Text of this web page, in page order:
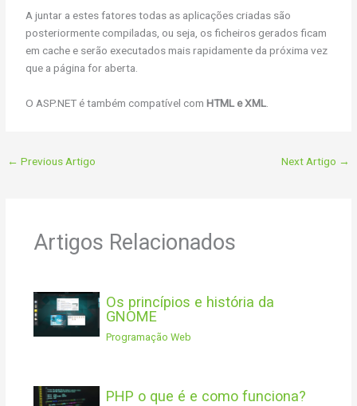
A juntar a estes fatores todas as aplicações criadas são
posteriormente compiladas, ou seja, os ficheiros gerados ficam
em cache e serão executados mais rapidamente da próxima vez
que a página for aberta.
O ASP.NET é também compatível com HTML e XML.
← Previous Artigo Next Artigo →
Artigos Relacionados
Os princípios e história da
GNOME
Programação Web
PHP o que é e como funciona?